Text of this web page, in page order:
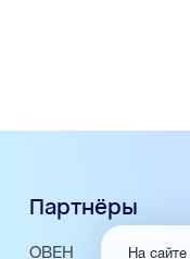
Партнёры
ОВЕН На